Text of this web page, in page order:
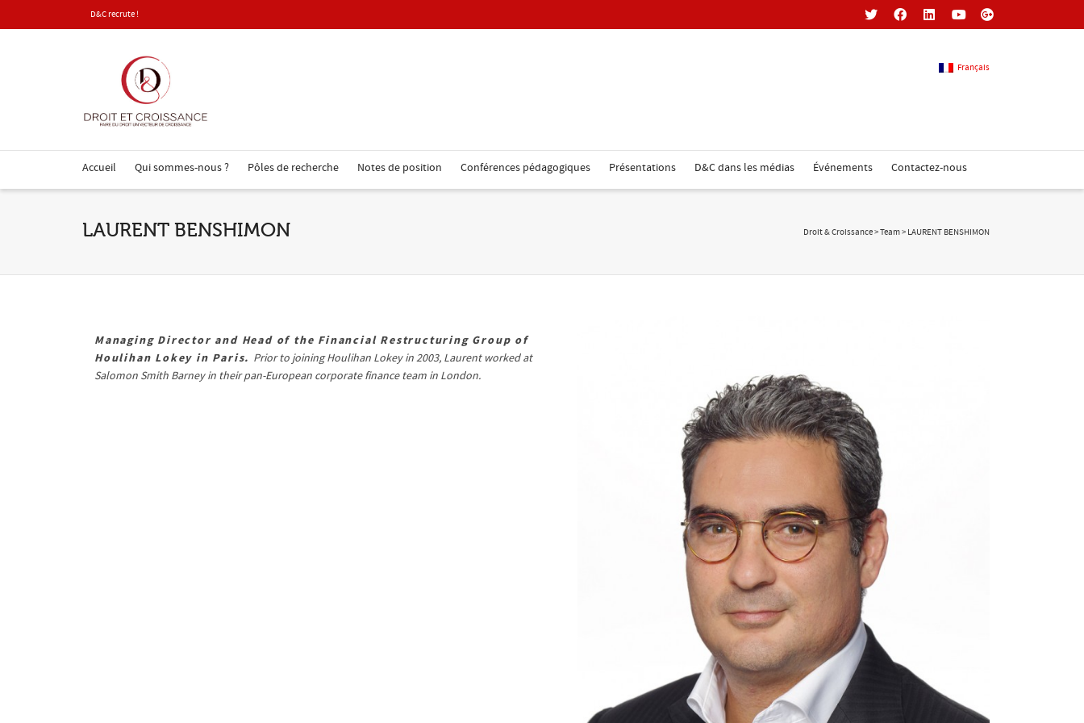
D&C recrute !
Français
Anglais
Accueil Qui sommes-nous ? Pôles de recherche Notes de position Conférences pédagogiques Présentations D&C dans les médias Événements Contactez-nous
LAURENT BENSHIMON Droit & Croissance>Team> LAURENT BENSHIMON
Managing Director and Head of the Financial Restructuring Group of
Houlihan Lokey in Paris. Prior to joining Houlihan Lokey in 2003, Laurent worked at
Salomon Smith Barney in their pan-European corporate finance team in London.